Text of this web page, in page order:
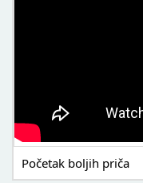
Početak boljih priča